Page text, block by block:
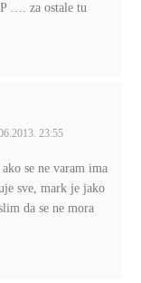
…. za ostale tu
23:55
se ne varam ima
sve, mark je jako
da se ne mora